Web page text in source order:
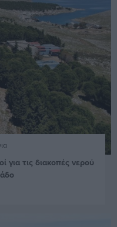
για τις διακοπές νερού